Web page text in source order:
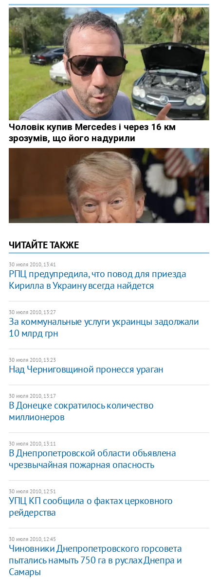
ЧИТАЙТЕ ТАКЖЕ
30 июля 2010, 13:41
РПЦ предупредила, что повод для приезда
Кирилла в Украину всегда найдется
30 июля 2010, 13:27
За коммунальные услуги украинцы задолжали
10 млрд грн
30 июля 2010, 13:23
Над Черниговщиной пронесся ураган
30 июля 2010, 13:17
В Донецке сократилось количество
миллионеров
30 июля 2010, 13:11
В Днепропетровской области объявлена
чрезвычайная пожарная опасность
30 июля 2010, 12:51
УПЦ КП сообщила о фактах церковного
рейдерства
30 июля 2010, 12:45
Чиновники Днепропетровского горсовета
пытались намыть 750 га в руслах Днепра и
Самары